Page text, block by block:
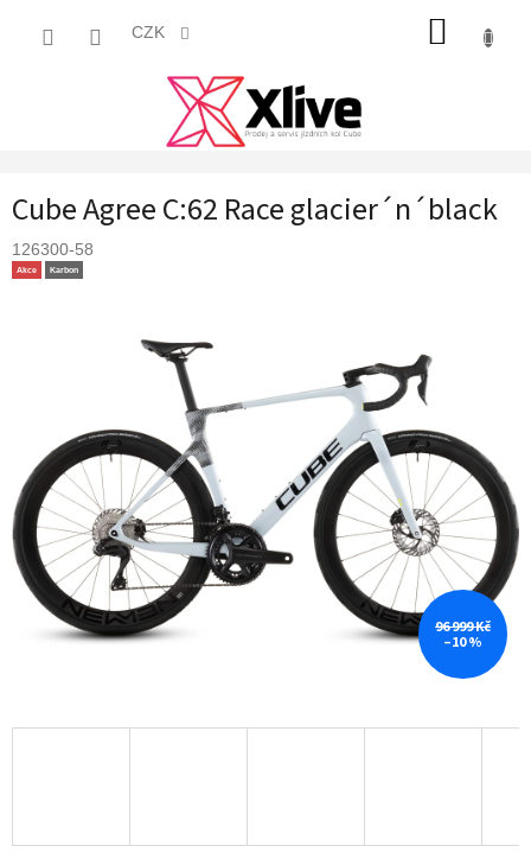
CZK
Cube Agree C:62 Race glacier´n´black
126300-58
Akce Karbon
96 999 Kč
–10 %